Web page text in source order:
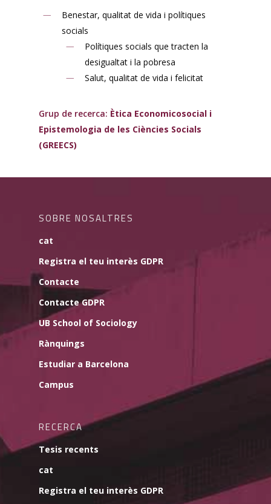
Benestar, qualitat de vida i polítiques
socials
Polítiques socials que tracten la
desigualtat i la pobresa
Salut, qualitat de vida i felicitat
Grup de recerca: Ètica Economicosocial i
Epistemologia de les Ciències Socials
(GREECS)
SOBRE NOSALTRES
cat
Registra el teu interès GDPR
Contacte
Contacte GDPR
UB School of Sociology
Rànquings
Estudiar a Barcelona
Campus
RECERCA
Tesis recents
cat
Registra el teu interès GDPR